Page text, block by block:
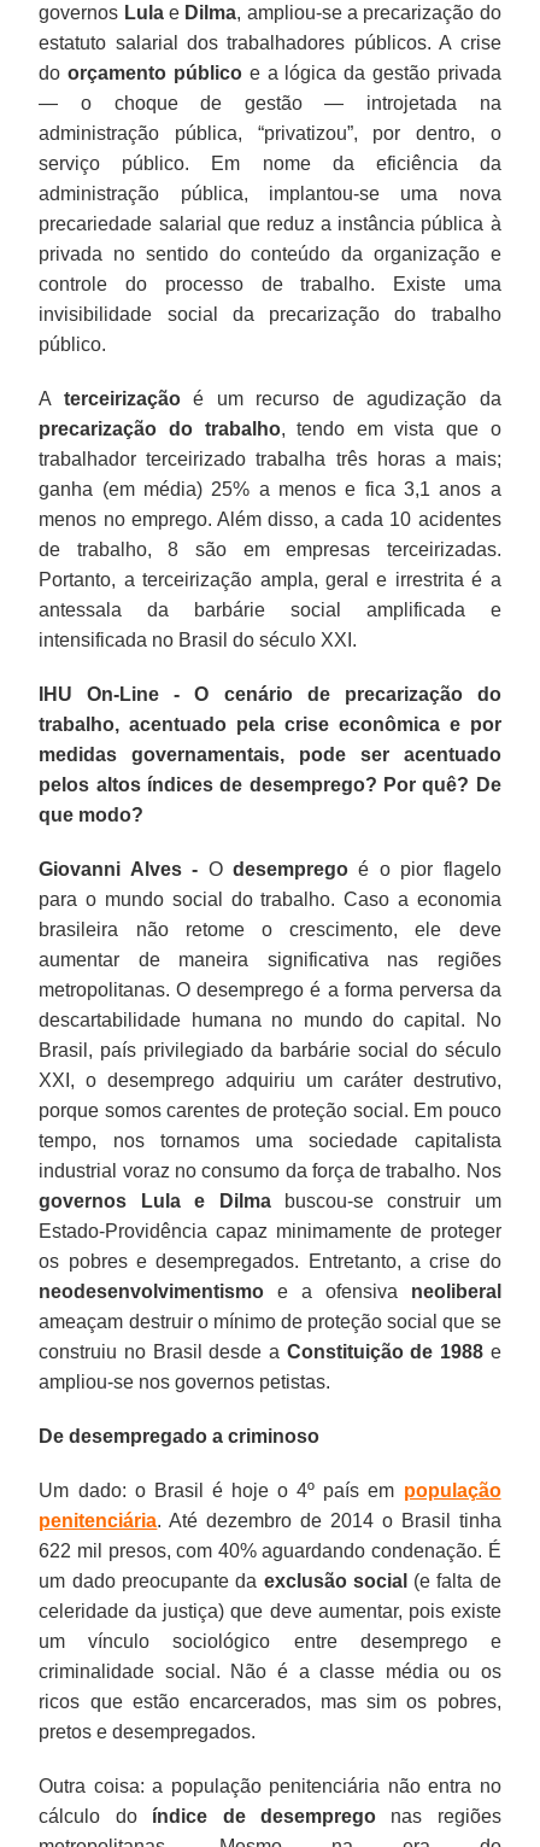
governos Lulae Dilma, ampliou-se a precarização do
estatuto salarial dos trabalhadores públicos. A crise
doorçamento públicoe a lógica da gestão privada
— o choque de gestão — introjetada na
administração pública, “privatizou”, por dentro, o
serviço público. Em nome da eficiência da
administração pública, implantou-se uma nova
precariedade salarial que reduz a instância pública à
privada no sentido do conteúdo da organização e
controle do processo de trabalho. Existe uma
invisibilidade social da precarização do trabalho
público.
A terceirizaçãoé um recurso de agudização da
precarização do trabalho, tendo em vista que o
trabalhador terceirizado trabalha três horas a mais;
ganha (em média) 25% a menos e fica 3,1 anos a
menos no emprego. Além disso, a cada 10 acidentes
de trabalho, 8 são em empresas terceirizadas.
Portanto, a terceirização ampla, geral e irrestrita é a
antessala da barbárie social amplificada e
intensificada no Brasil do século XXI.
IHU On-Line - O cenário de precarização do
trabalho, acentuado pela crise econômica e por
medidas governamentais, pode ser acentuado
pelos altos índices de desemprego? Por quê? De
que modo?
Giovanni Alves - O desemprego é o pior flagelo
para o mundo social do trabalho. Caso a economia
brasileira não retome o crescimento, ele deve
aumentar de maneira significativa nas regiões
metropolitanas. O desemprego é a forma perversa da
descartabilidade humana no mundo do capital. No
Brasil, país privilegiado da barbárie social do século
XXI, o desemprego adquiriu um caráter destrutivo,
porque somos carentes de proteção social. Em pouco
tempo, nos tornamos uma sociedade capitalista
industrial voraz no consumo da força de trabalho. Nos
governos Lula e Dilmabuscou-se construir um
Estado-Providência capaz minimamente de proteger
os pobres e desempregados. Entretanto, a crise do
neodesenvolvimentismo e a ofensiva neoliberal
ameaçam destruir o mínimo de proteção social que se
construiu no Brasil desde a Constituição de 1988e
ampliou-se nos governos petistas.
De desempregado a criminoso
Um dado: o Brasil é hoje o 4º país em população
penitenciária. Até dezembro de 2014 o Brasil tinha
622 mil presos, com 40% aguardando condenação. É
um dado preocupante da exclusão social (e falta de
celeridade da justiça) que deve aumentar, pois existe
um vínculo sociológico entre desemprego e
criminalidade social. Não é a classe média ou os
ricos que estão encarcerados, mas sim os pobres,
pretos e desempregados.
Outra coisa: a população penitenciária não entra no
cálculo do índice de desempregonas regiões